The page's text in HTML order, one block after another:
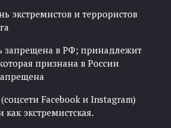
экстремистов и террористов
запрещена в РФ; принадлежит
признана в России
Facebook и Instagram)
экстремистская.